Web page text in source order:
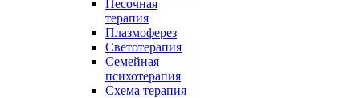
Песочная
терапия
Плазмоферез
Светотерапия
Семейная
психотерапия
Схема терапия